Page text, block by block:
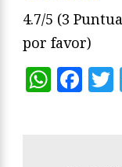
4.7/5 (3
por favor)